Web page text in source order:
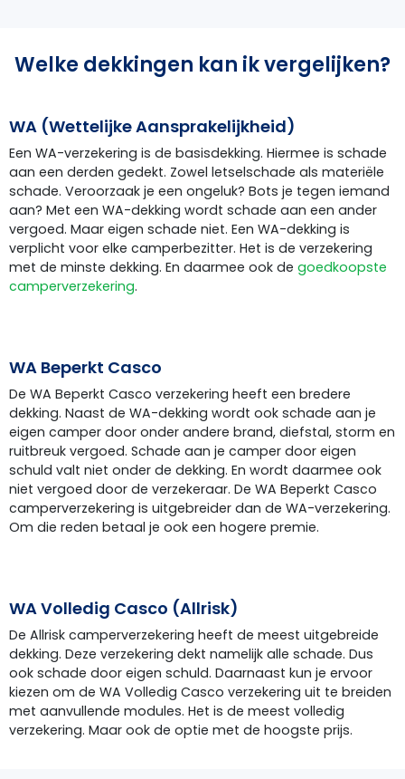
Welke dekkingen kan ik vergelijken?
WA (Wettelijke Aansprakelijkheid)
Een WA-verzekering is de basisdekking. Hiermee is schade
aan een derden gedekt. Zowel letselschade als materiële
schade. Veroorzaak je een ongeluk? Bots je tegen iemand
aan? Met een WA-dekking wordt schade aan een ander
vergoed. Maar eigen schade niet. Een WA-dekking is
verplicht voor elke camperbezitter. Het is de verzekering
met de minste dekking. En daarmee ook de goedkoopste
camperverzekering.
WA Beperkt Casco
De WA Beperkt Casco verzekering heeft een bredere
dekking. Naast de WA-dekking wordt ook schade aan je
eigen camper door onder andere brand, diefstal, storm en
ruitbreuk vergoed. Schade aan je camper door eigen
schuld valt niet onder de dekking. En wordt daarmee ook
niet vergoed door de verzekeraar. De WA Beperkt Casco
camperverzekering is uitgebreider dan de WA-verzekering.
Om die reden betaal je ook een hogere premie.
WA Volledig Casco (Allrisk)
De Allrisk camperverzekering heeft de meest uitgebreide
dekking. Deze verzekering dekt namelijk alle schade. Dus
ook schade door eigen schuld. Daarnaast kun je ervoor
kiezen om de WA Volledig Casco verzekering uit te breiden
met aanvullende modules. Het is de meest volledig
verzekering. Maar ook de optie met de hoogste prijs.